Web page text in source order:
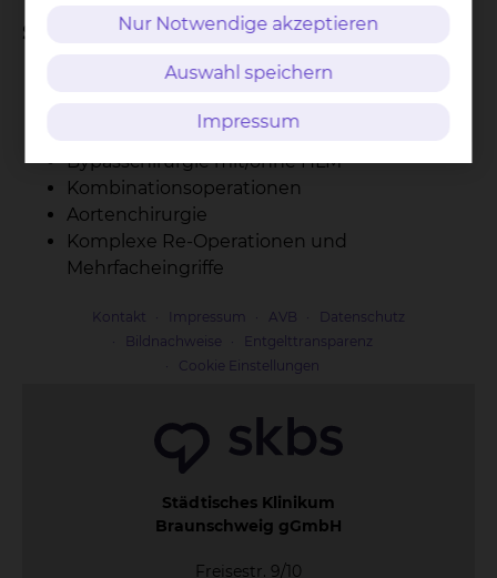
Schwerpunkte
Mechanische
Minimal invasive Klappenchirurgie
Bypasschirurgie mit/ohne HLM
Kombinationsoperationen
Aortenchirurgie
Komplexe Re-Operationen und
Mehrfacheingriffe
Kontakt Impressum AVB
Datenschutz
Bildnachweise
Entgelttransparenz
Cookie Einstellungen
Städtisches Klinikum
Braunschweig gGmbH
Freisestr. 9/10
Nur Notwendige akzeptieren
Auswahl speichern
Impressum